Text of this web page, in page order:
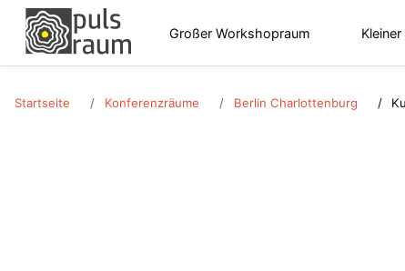
Großer Workshopraum
Startseite Konferenzräume Berlin Charlottenburg